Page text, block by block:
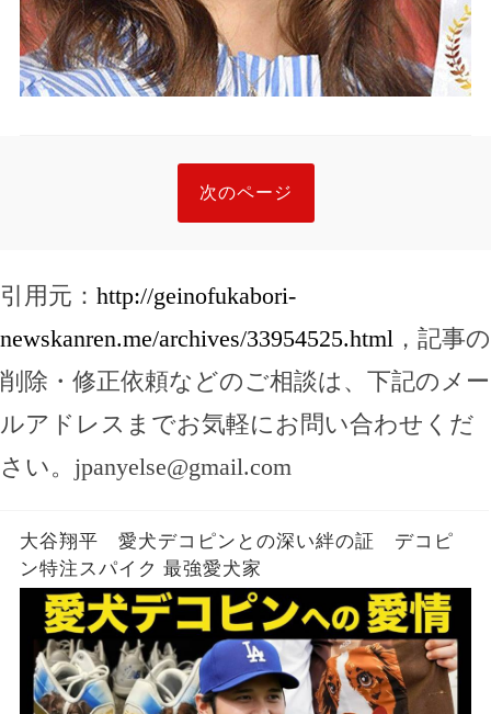
次のページ
引用元： http://geinofukabori-
newskanren.me/archives/33954525.html ，記事の
削除・修正依頼などのご相談は、下記のメー
ルアドレスまでお気軽にお問い合わせくだ
さい。 jpanyelse@gmail.com
大谷翔平 愛犬デコピンとの深い絆の証 デコピ
ン特注スパイク 最強愛犬家